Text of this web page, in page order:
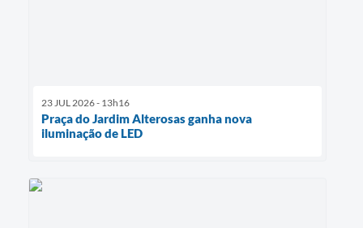
23 JUL 2026 - 13h16
Praça do Jardim Alterosas ganha nova
iluminação de LED